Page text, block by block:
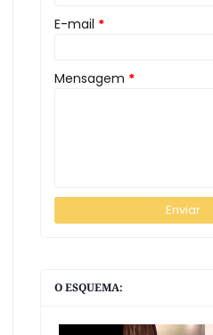
E-mail *
Mensagem *
O ESQUEMA: